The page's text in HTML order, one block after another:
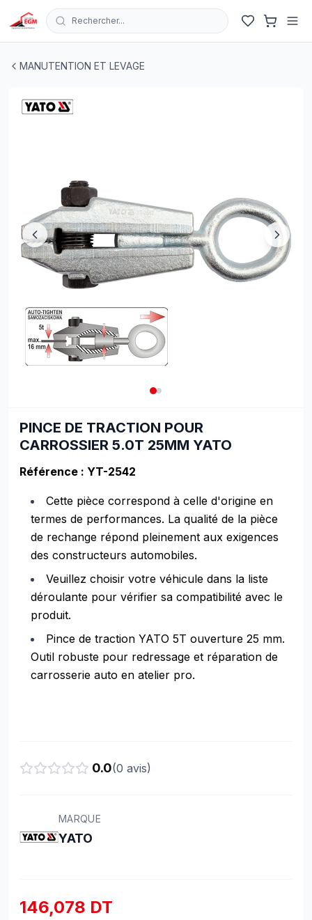
Rechercher...
MANUTENTION ET LEVAGE
PINCE DE TRACTION POUR
CARROSSIER 5.0T 25MM YATO
Référence : YT-2542
Cette pièce correspond à celle d'origine en
termes de performances. La qualité de la pièce
de rechange répond pleinement aux exigences
des constructeurs automobiles.
Veuillez choisir votre véhicule dans la liste
déroulante pour vérifier sa compatibilité avec le
produit.
Pince de traction YATO 5T ouverture 25 mm.
Outil robuste pour redressage et réparation de
carrosserie auto en atelier pro.
0.0(0 avis)
MARQUE
YATO
146,078 DT